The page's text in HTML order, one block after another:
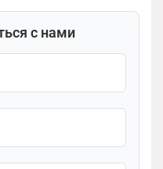
с нами